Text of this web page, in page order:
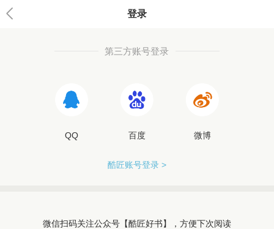
登录
第三方账号登录
QQ 百度 微博
酷匠账号登录 >
微信扫码关注公众号【酷匠好书】，方便下次阅读